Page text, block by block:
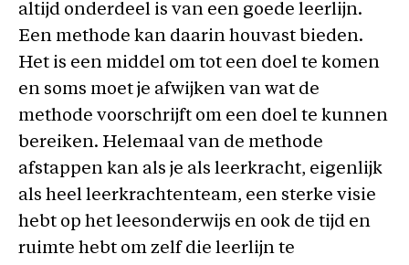
altijd onderdeel is van een goede leerlijn.
Een methode kan daarin houvast bieden.
Het is een middel om tot een doel te komen
en soms moet je afwijken van wat de
methode voorschrijft om een doel te kunnen
bereiken. Helemaal van de methode
afstappen kan als je als leerkracht, eigenlijk
als heel leerkrachtenteam, een sterke visie
hebt op het leesonderwijs en ook de tijd en
ruimte hebt om zelf die leerlijn te